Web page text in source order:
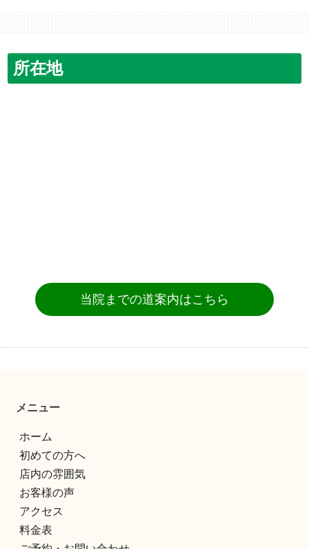
所在地
当院までの道案内はこちら
メニュー
ホーム
初めての方へ
店内の雰囲気
お客様の声
アクセス
料金表